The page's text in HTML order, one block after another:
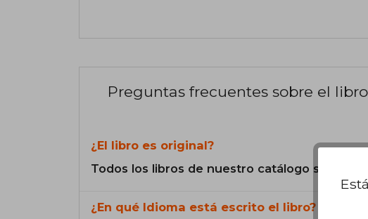
Preguntas frecuentes sobre el libro
¿El libro es original?
Todos los libros de nuestro catálogo son
¿En qué Idioma está escrito el libro?